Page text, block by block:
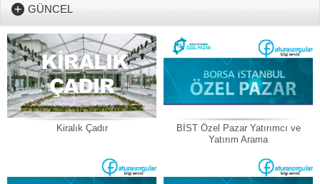
GÜNCEL
Kiralık Çadır
BİST Özel Pazar Yatırımcı ve
Yatırım Arama